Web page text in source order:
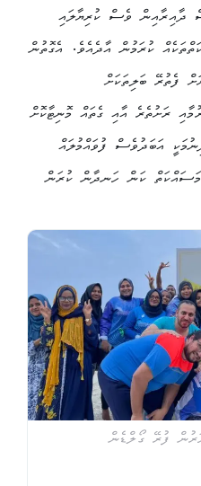
ދާއިރާއިން ވެސް ކުރިޔާލައި
ކުރަމުން އާދެއެވެ. އެގޮތުން
ފެތުރޭ ބަލިތަކަށް
ރަށުތެރެ އާއި ގެތައް މޮނިޓާކޮށް
އަބަދުވެސް ފުވައްމުލައް
ކަން ހަނދާން ކުރަން
ހޮސްޕިޓަލަށް 50 އހަރުން ފުރޭ ގޯލްޑެން